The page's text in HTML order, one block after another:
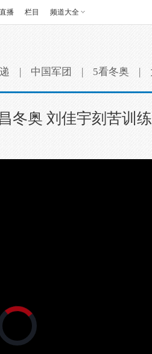
直播 栏目 频道大全
| 中国军团 | 5看冬奥 |
冬奥 刘佳宇刻苦训练
在
加